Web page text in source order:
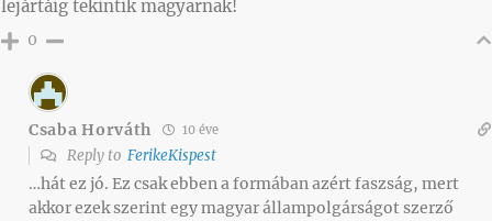
lejártáig tekintik magyarnak!
0
Csaba Horváth 10 éve
Reply to FerikeKispest
…hát ez jó. Ez csak ebben a formában azért faszság, mert
akkor ezek szerint egy magyar állampolgárságot szerző